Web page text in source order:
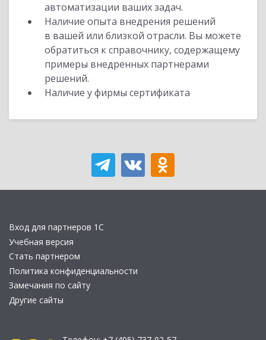
автоматизации ваших задач.
Наличие опыта внедрения решений
в вашей или близкой отрасли. Вы можете
обратиться к справочнику, содержащему
примеры внедренных партнерами
решений.
Наличие у фирмы сертификата
Вход для партнеров 1С
Учебная версия
Стать партнером
Политика конфиденциальности
Замечания по сайту
Другие сайты